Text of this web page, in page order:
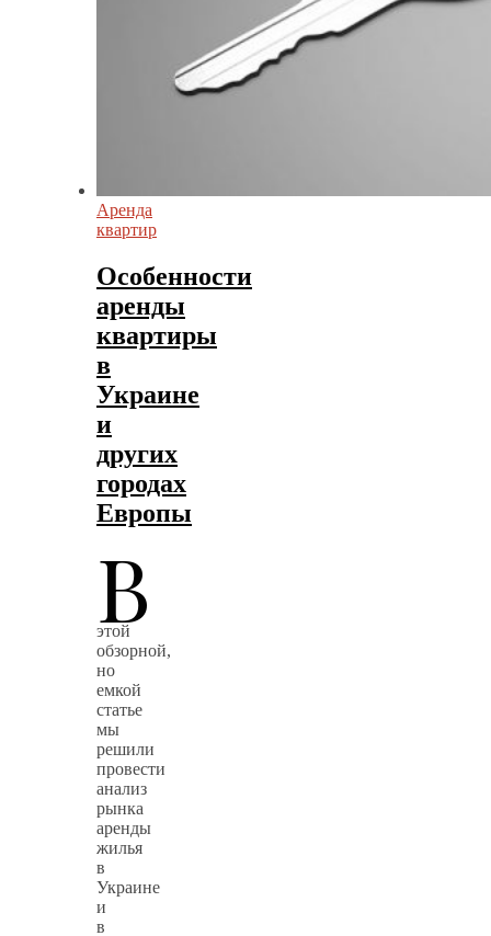
Аренда
квартир
Особенности
аренды
квартиры
в
Украине
и
других
городах
Европы
В
этой
обзорной,
но
емкой
статье
мы
решили
провести
анализ
рынка
аренды
жилья
в
Украине
и
в